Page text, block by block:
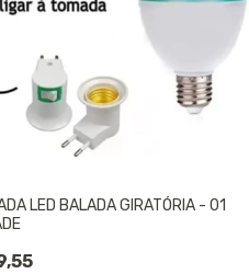
LED BALADA GIRATÓRIA - 01